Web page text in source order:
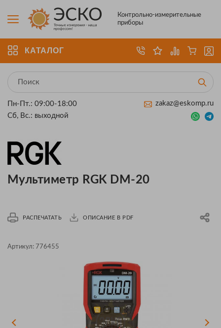
Контрольно-измерительные
приборы
КАТАЛОГ
Пн-Пт.: 09:00-18:00
Сб, Вс.: выходной
zakaz@eskomp.ru
Мультиметр RGK DM-20
РАСПЕЧАТАТЬ ОПИСАНИЕ В PDF
Артикул: 776455